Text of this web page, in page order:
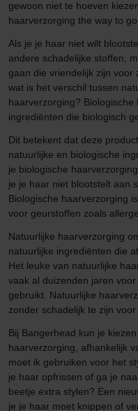
gewoon niet te hoeven
haarverzorging the way to go.
Als je je haar niet wilt
andere schadelijke stoffen,
gaan die vriendelijk zijn
wat is het verschil tussen
haarverzorging?
ingrediënten die biologisch
Dit betekent dat deze
natuurlijke en biologische
je biologische
je je haar niet blootstelt aan
Biologische haarverzorging
voor geurstoffen zoals
Natuurlijke haarverzorging
natuurlijke ingrediënten die
Het leuke van natuurlijke
vaak al duizenden jaren
gebruikt. Natuurlijke
zonder schadelijk te zijn
Bij Bangerhead kun je
haarverzorging, afhankelijk
moet ik gebruiken voor het
je haar opfrissen of ga je
beetje extra stylen? Een
je je haar moet knippen of